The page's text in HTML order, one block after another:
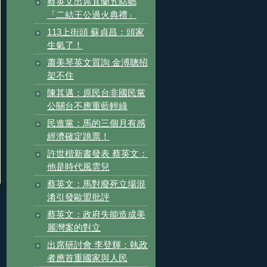
「二結王公過火典禮」
113上街頭 蘇貞昌：頭家
生氣了！
蕭美琴英文質詢 金溥聰招
架不住
陳其邁：原民台非國民黨
公關台不應重藍輕綠
民進黨：馬的三個月有感
經濟確定跳票！
許世楷新書發表 蔡英文：
他是時代風雲兒
蔡英文：馬對廢死立場混
淆引發歐盟批評
蔡英文：政府失能造成美
麗灣案的對立
出席研討會 李登輝：執政
者應首重國家與人民